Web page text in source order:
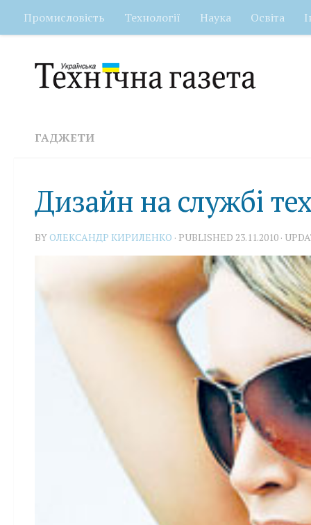
Skip to content
Промисловість Технології Наука Освіта
ГАДЖЕТИ
Дизайн на службі
BY ОЛЕКСАНДР КИРИЛЕНКО · PUBLISHED 23.11.2010 ·